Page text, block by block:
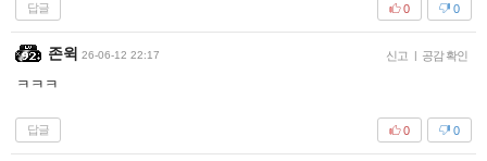
답글 0
0
존윅 26-06-12 22:17 신고 | 공감 확인
ㅋㅋㅋ
답글 0
0